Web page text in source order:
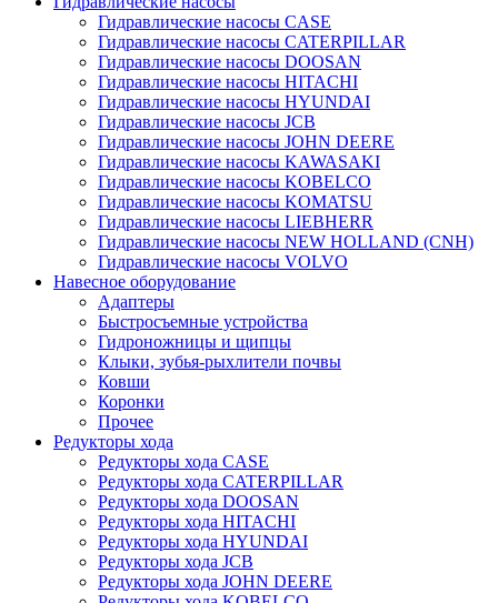
Гидравлические насосы CASE
Гидравлические насосы CATERPILLAR
Гидравлические насосы DOOSAN
Гидравлические насосы HITACHI
Гидравлические насосы HYUNDAI
Гидравлические насосы JCB
Гидравлические насосы JOHN DEERE
Гидравлические насосы KAWASAKI
Гидравлические насосы KOBELCO
Гидравлические насосы KOMATSU
Гидравлические насосы LIEBHERR
Гидравлические насосы NEW HOLLAND (CNH)
Гидравлические насосы VOLVO
Навесное оборудование
Адаптеры
Быстросъемные устройства
Гидроножницы и щипцы
Клыки, зубья-рыхлители почвы
Ковши
Коронки
Прочее
Редукторы хода
Редукторы хода CASE
Редукторы хода CATERPILLAR
Редукторы хода DOOSAN
Редукторы хода HITACHI
Редукторы хода HYUNDAI
Редукторы хода JCB
Редукторы хода JOHN DEERE